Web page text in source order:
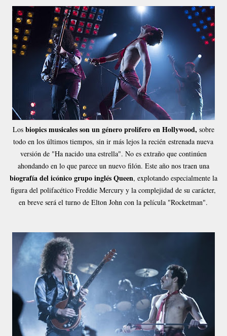
Losbiopics musicales son un género prolifero en Hollywood, sobre
todo en los últimos tiempos, sin ir más lejos la recién estrenada nueva
versión de "Ha nacido una estrella". No es extraño que continúen
ahondando en lo que parece un nuevo filón. Este año nos traen una
biografía del icónico grupo inglés Queen, explotando especialmente la
figura del polifacético Freddie Mercury y la complejidad de su carácter,
en breve será el turno de Elton John con la película "Rocketman".